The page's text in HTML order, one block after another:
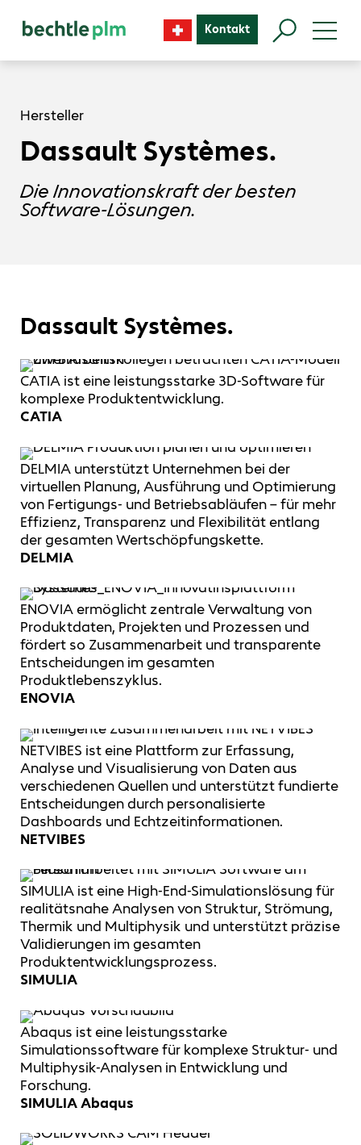
Kontakt
Hersteller
Dassault Systèmes.
Die Innovationskraft der besten
Software-Lösungen.
Dassault Systèmes.
CATIA ist eine leistungsstarke 3D-Software für
komplexe Produktentwicklung.
CATIA
DELMIA unterstützt Unternehmen bei der
virtuellen Planung, Ausführung und Optimierung
von Fertigungs- und Betriebsabläufen – für mehr
Effizienz, Transparenz und Flexibilität entlang
der gesamten Wertschöpfungskette.
DELMIA
ENOVIA ermöglicht zentrale Verwaltung von
Produktdaten, Projekten und Prozessen und
fördert so Zusammenarbeit und transparente
Entscheidungen im gesamten
Produktlebenszyklus.
ENOVIA
NETVIBES ist eine Plattform zur Erfassung,
Analyse und Visualisierung von Daten aus
verschiedenen Quellen und unterstützt fundierte
Entscheidungen durch personalisierte
Dashboards und Echtzeitinformationen.
NETVIBES
SIMULIA ist eine High-End-Simulationslösung für
realitätsnahe Analysen von Struktur, Strömung,
Thermik und Multiphysik und unterstützt präzise
Validierungen im gesamten
Produktentwicklungsprozess.
SIMULIA
Abaqus ist eine leistungsstarke
Simulationssoftware für komplexe Struktur- und
Multiphysik-Analysen in Entwicklung und
Forschung.
SIMULIA Abaqus